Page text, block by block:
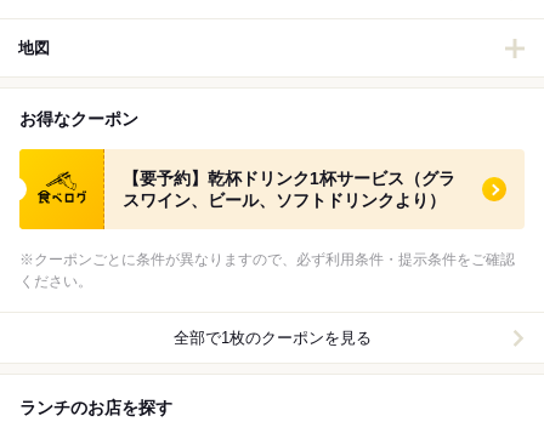
地図
お得なクーポン
食べログ クーポン
【要予約】乾杯ドリンク1杯サービス（グラ
スワイン、ビール、ソフトドリンクより）
※クーポンごとに条件が異なりますので、必ず利用条件・提示条件をご確認
ください。
全部で1枚のクーポンを見る
ランチのお店を探す